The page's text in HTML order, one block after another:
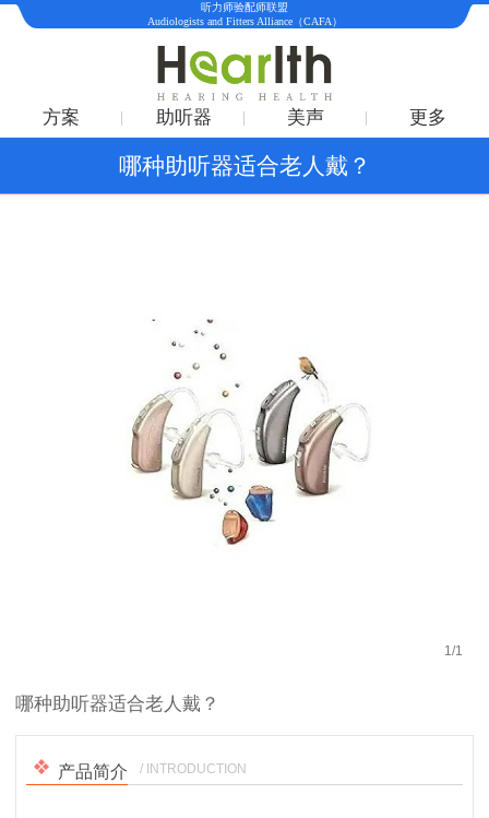
听力师验配师联盟
Audiologists and Fitters Alliance（CAFA）
方案 助听器 美声 更多
哪种助听器适合老人戴？
1 /1
哪种助听器适合老人戴？
产品简介 / INTRODUCTION